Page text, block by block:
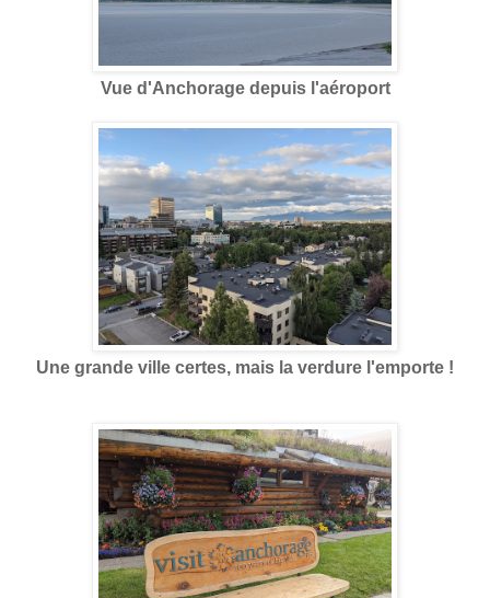
Vue d'Anchorage depuis l'aéroport
Une grande ville certes, mais la verdure l'emporte !